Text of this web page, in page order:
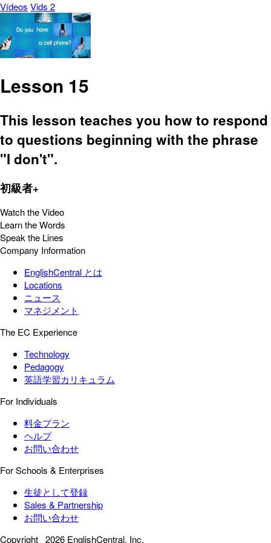
Vídeos Vids 2
Lesson 15
This lesson teaches you how to respond
to questions beginning with the phrase
"I don't".
初級者+
Watch the Video
Learn the Words
Speak the Lines
Company Information
EnglishCentral とは
Locations
ニュース
マネジメント
The EC Experience
Technology
Pedagogy
英語学習カリキュラム
For Individuals
料金プラン
ヘルプ
お問い合わせ
For Schools & Enterprises
生徒として登録
Sales & Partnership
お問い合わせ
Copyright 2026 EnglishCentral, Inc.